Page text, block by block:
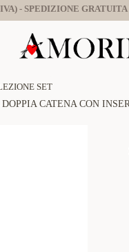
- SPEDIZIONE
SET
CATENA CON